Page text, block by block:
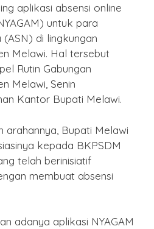
aplikasi absensi online
untuk para
di lingkungan
Melawi. Hal tersebut
Rutin Gabungan
Melawi, Senin
Kantor Bupati Melawi.
arahannya, Bupati Melawi
kepada BKPSDM
telah berinisiatif
membuat absensi
adanya aplikasi NYAGAM